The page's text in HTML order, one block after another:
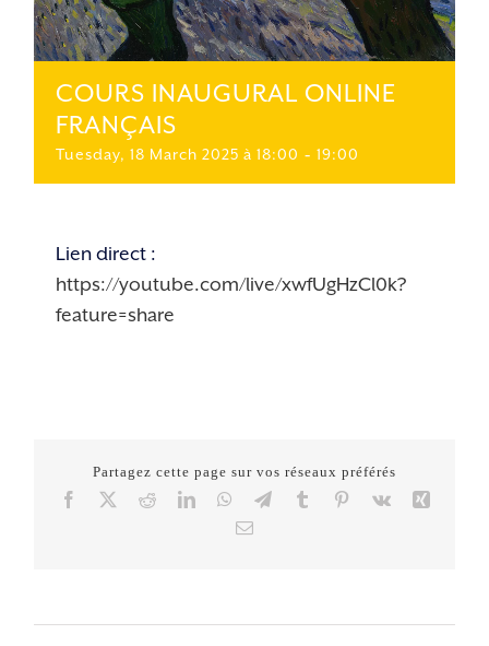
COURS INAUGURAL ONLINE
FRANÇAIS
Tuesday, 18 March 2025 à 18:00 -19:00
Lien direct :
https://youtube.com/live/xwfUgHzCl0k?
feature=share
Partagez cette page sur vos réseaux préférés
Facebook RedditLinkedInWhatsApp
TelegramTumblr Pinterest
Vk
Xing
Email